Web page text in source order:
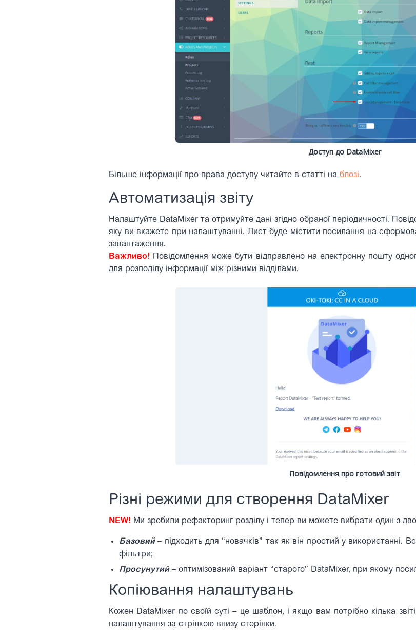
Доступ до DataMixer
Більше інформації про права доступу читайте в статті на блозі.
Автоматизація звіту
Налаштуйте DataMixer та отримуйте дані згідно обраної періодичності.
яку ви вкажете при налаштуванні. Лист буде містити посилання на
завантаження.
Важливо! Повідомлення може бути відправлено на електронну пошту
для розподілу інформації між різними відділами.
Повідомлення про готовий звіт
Різні режими для створення DataMixer
NEW! Ми зробили рефакторинг розділу і тепер ви можете вибрати один з
Базовий– підходить для “новачків” так як він простий у використанні.
фільтри;
Просунутий – оптимізований варіант “старого” DataMixer, при якому
Копіювання налаштувань
Кожен DataMixer по своїй суті – це шаблон, і якщо вам потрібно кілька
налаштування за стрілкою внизу сторінки.